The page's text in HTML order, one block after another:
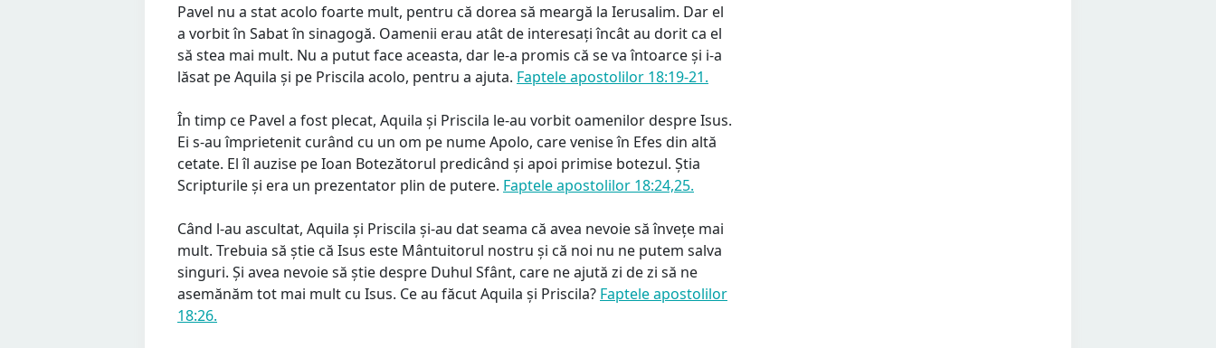
Pavel nu a stat acolo foarte mult, pentru că dorea să meargă la Ierusalim. Dar el
a vorbit în Sabat în sinagogă. Oamenii erau atât de interesați încât au dorit ca el
să stea mai mult. Nu a putut face aceasta, dar le-a promis că se va întoarce și i-a
lăsat pe Aquila și pe Priscila acolo, pentru a ajuta. Faptele apostolilor 18:19-21.
În timp ce Pavel a fost plecat, Aquila și Priscila le-au vorbit oamenilor despre Isus.
Ei s-au împrietenit curând cu un om pe nume Apolo, care venise în Efes din altă
cetate. El îl auzise pe Ioan Botezătorul predicând și apoi primise botezul. Știa
Scripturile și era un prezentator plin de putere. Faptele apostolilor 18:24,25.
Când l-au ascultat, Aquila și Priscila și-au dat seama că avea nevoie să învețe mai
mult. Trebuia să știe că Isus este Mântuitorul nostru și că noi nu ne putem salva
singuri. Și avea nevoie să știe despre Duhul Sfânt, care ne ajută zi de zi să ne
asemănăm tot mai mult cu Isus. Ce au făcut Aquila și Priscila? Faptele apostolilor
18:26.